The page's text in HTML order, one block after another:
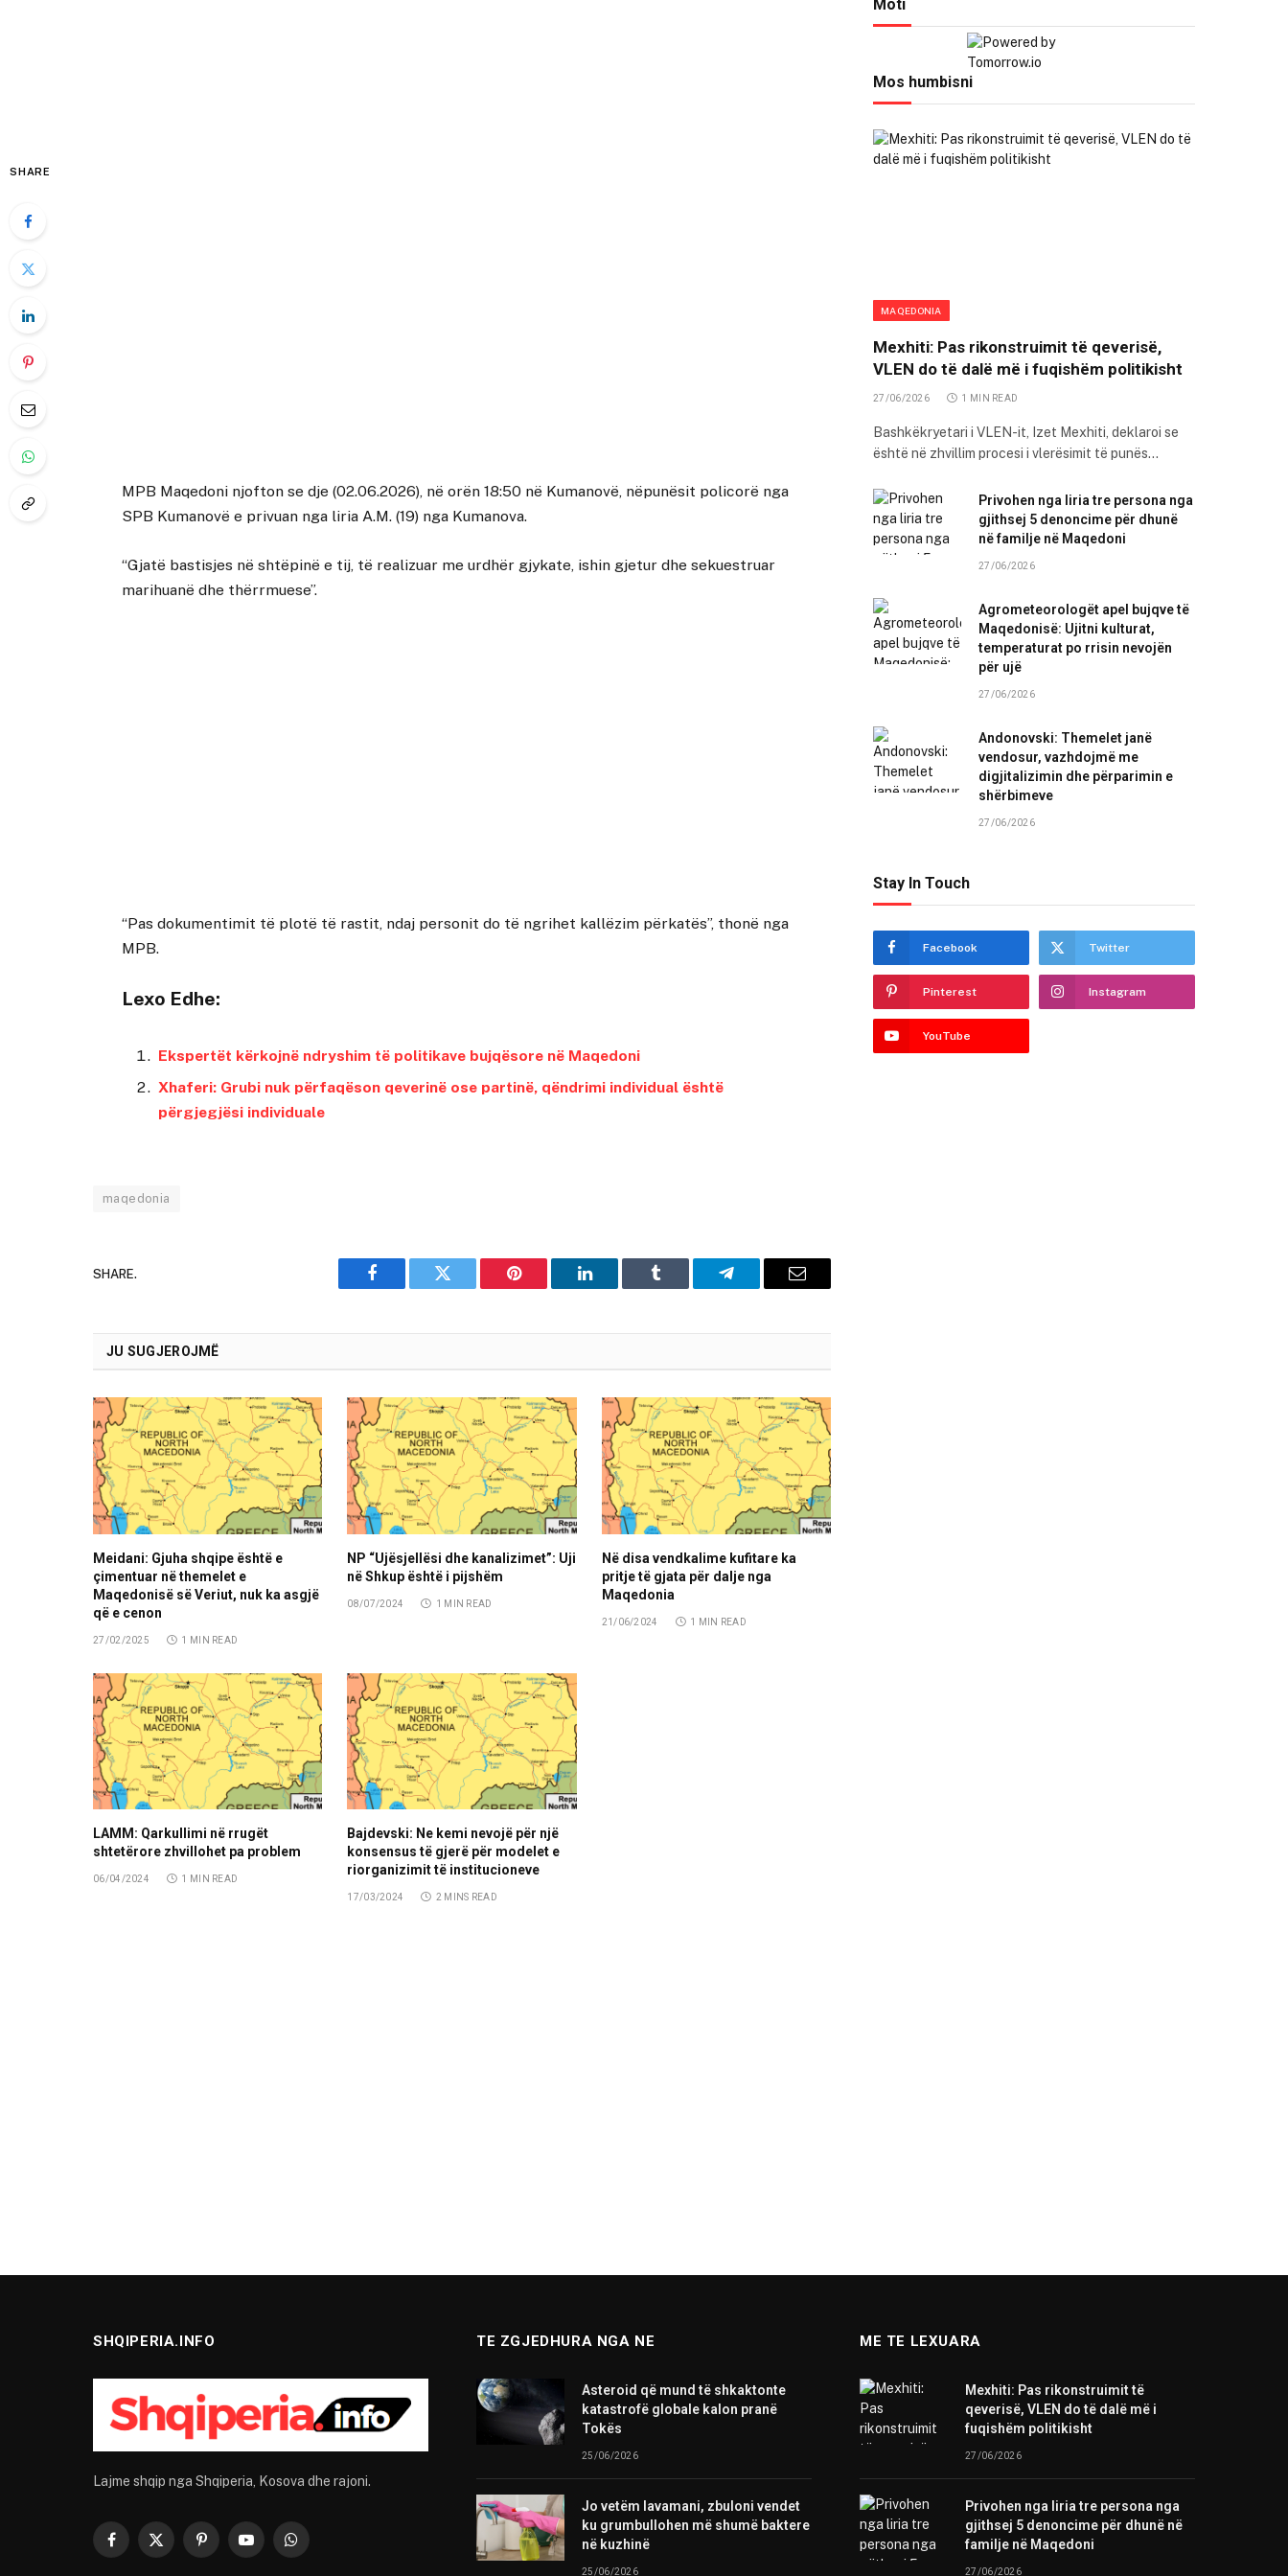
SHARE
MPB Maqedoni njofton se dje (02.06.2026), në orën 18:50 në Kumanovë, nëpunësit policorë nga
SPB Kumanovë e privuan nga liria A.M. (19) nga Kumanova.
“Gjatë bastisjes në shtëpinë e tij, të realizuar me urdhër gjykate, ishin gjetur dhe sekuestruar
marihuanë dhe thërrmuese”.
“Pas dokumentimit të plotë të rastit, ndaj personit do të ngrihet kallëzim përkatës”, thonë nga
MPB.
Lexo Edhe:
Ekspertët kërkojnë ndryshim të politikave bujqësore në Maqedoni
Xhaferi: Grubi nuk përfaqëson qeverinë ose partinë, qëndrimi individual është
përgjegjësi individuale
maqedonia
SHARE.
Facebook Twitter Pinterest LinkedIn Tumblr Telegram Email
JU SUGJEROJMË
Meidani: Gjuha shqipe është e
çimentuar në themelet e
Maqedonisë së Veriut, nuk ka asgjë
që e cenon
27/02/2025 1 MIN READ
NP “Ujësjellësi dhe kanalizimet”: Uji
në Shkup është i pijshëm
08/07/2024 1 MIN READ
Në disa vendkalime kufitare ka
pritje të gjata për dalje nga
Maqedonia
21/06/2024 1 MIN READ
LAMM: Qarkullimi në rrugët
shtetërore zhvillohet pa problem
06/04/2024 1 MIN READ
Bajdevski: Ne kemi nevojë për një
konsensus të gjerë për modelet e
riorganizimit të institucioneve
17/03/2024 2 MINS READ
Moti
Mos humbisni
MAQEDONIA
Mexhiti: Pas rikonstruimit të qeverisë,
VLEN do të dalë më i fuqishëm politikisht
27/06/2026 1 MIN READ
Bashkëkryetari i VLEN-it, Izet Mexhiti, deklaroi se
është në zhvillim procesi i vlerësimit të punës…
Privohen nga liria tre persona nga
gjithsej 5 denoncime për dhunë
në familje në Maqedoni
27/06/2026
Agrometeorologët apel bujqve të
Maqedonisë: Ujitni kulturat,
temperaturat po rrisin nevojën
për ujë
27/06/2026
Andonovski: Themelet janë
vendosur, vazhdojmë me
digjitalizimin dhe përparimin e
shërbimeve
27/06/2026
Stay In Touch
Facebook Twitter
Pinterest Instagram
YouTube
SHQIPERIA.INFO
Lajme shqip nga Shqiperia, Kosova dhe rajoni.
Facebook
X
PinterestYouTubeWhatsApp
TE ZGJEDHURA NGA NE
Asteroid që mund të shkaktonte
katastrofë globale kalon pranë
Tokës
25/06/2026
Jo vetëm lavamani, zbuloni vendet
ku grumbullohen më shumë baktere
në kuzhinë
25/06/2026
ME TE LEXUARA
Mexhiti: Pas rikonstruimit të
qeverisë, VLEN do të dalë më i
fuqishëm politikisht
27/06/2026
Privohen nga liria tre persona nga
gjithsej 5 denoncime për dhunë në
familje në Maqedoni
27/06/2026